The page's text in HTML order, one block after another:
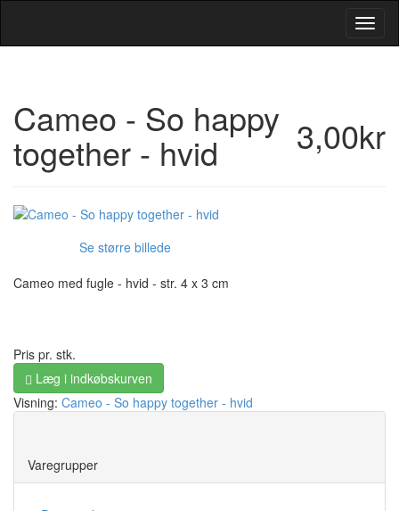
3,00kr
Cameo - So happy
together - hvid
Se større billede
Cameo med fugle - hvid - str. 4 x 3 cm
Pris pr. stk.
Læg i indkøbskurven
Visning: Cameo - So happy together - hvid
Varegrupper